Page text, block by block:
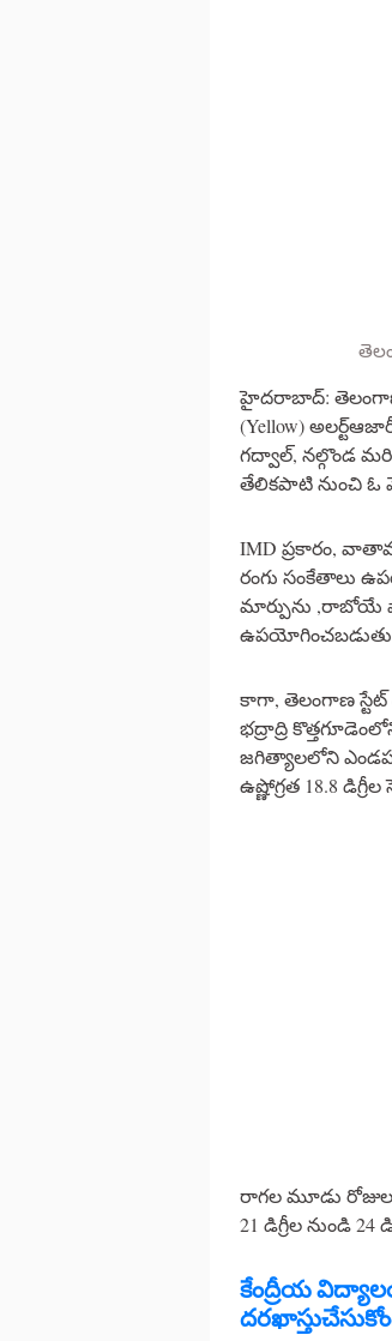
హైదరాబాద్:
(Yellow)
గద్వాల్, నల్గొండ
తేలికపాటి నుంచి ఓ
IMD ప్రకారం,
రంగు సంకేతాలు
మార్పును ,రాబోయే
కాగా, తెలంగాణ స్టేట్
భద్రాద్రి
జగిత్యాలలోని
ఉష్ణోగ్రత 18.8
రాగల మూడు రోజులలో
21 డిగ్రీల నుండి
కేంద్రీయ